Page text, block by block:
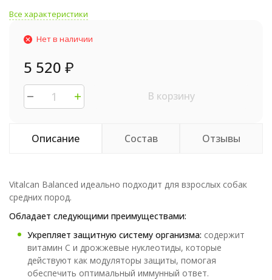
Все характеристики
Нет в наличии
5 520 ₽
В корзину
Описание Состав Отзывы
Vitalcan Balanced идеально подходит для взрослых собак
средних пород.
Обладает следующими преимуществами:
Укрепляет защитную систему организма: содержит
витамин С и дрожжевые нуклеотиды, которые
действуют как модуляторы защиты, помогая
обеспечить оптимальный иммунный ответ.